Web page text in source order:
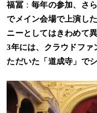
福冨：毎年の参加、さ
でメイン会場で上演し
ニーとしてはきわめて
3年には、クラウドフ
ただいた「道成寺」で